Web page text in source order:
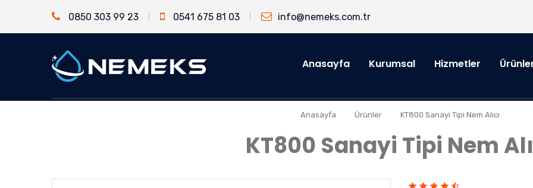
0850 303 99 23 0541 675 81 03 info@nemeks.com.tr
Anasayfa Kurumsal Hizmetler
Anasayfa Ürünler KT800 Sanayi Tipi Nem Alıcı
KT800 Sanayi Tipi Nem